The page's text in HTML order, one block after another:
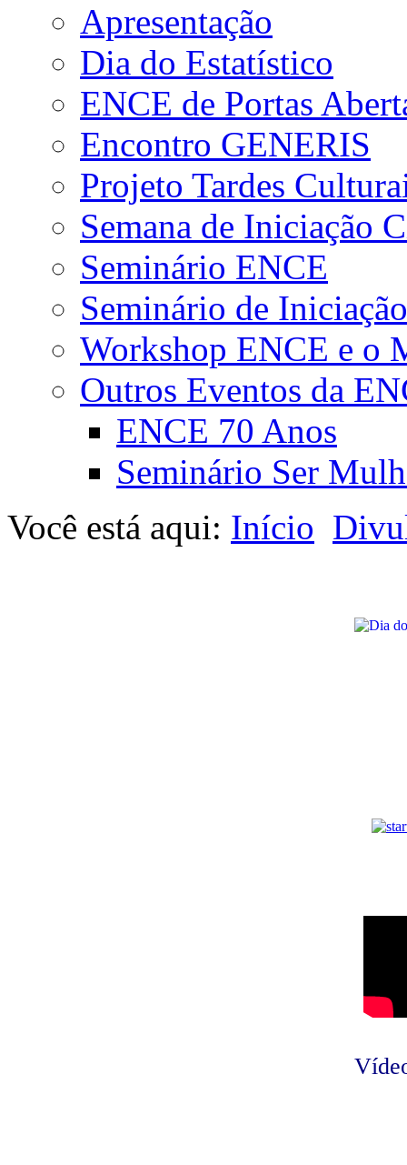
Apresentação
Dia do Estatístico
ENCE de Portas
Encontro GENERIS
Projeto Tardes
Semana de Iniciação
Seminário ENCE
Seminário de
Workshop ENCE e o
Outros Eventos da
ENCE 70 Anos
Seminário Ser
Você está aqui: Início